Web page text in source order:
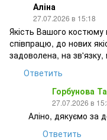
Аліна
27.07.2026 в 15:18
Якість Вашого
співпрацю, до нових
задоволена, на
Ответить
Горбунова
27.07.2026 в
Аліно, дякуємо за
Ответить